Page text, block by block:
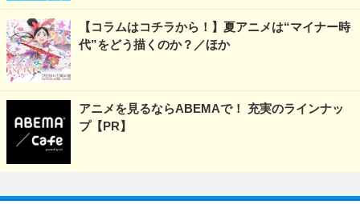
【コラムはコチラから！】夏アニメは“マイナー時
代”をどう描くのか？／ほか
アニメを見るならABEMAで！ 充実のラインナッ
プ【PR】